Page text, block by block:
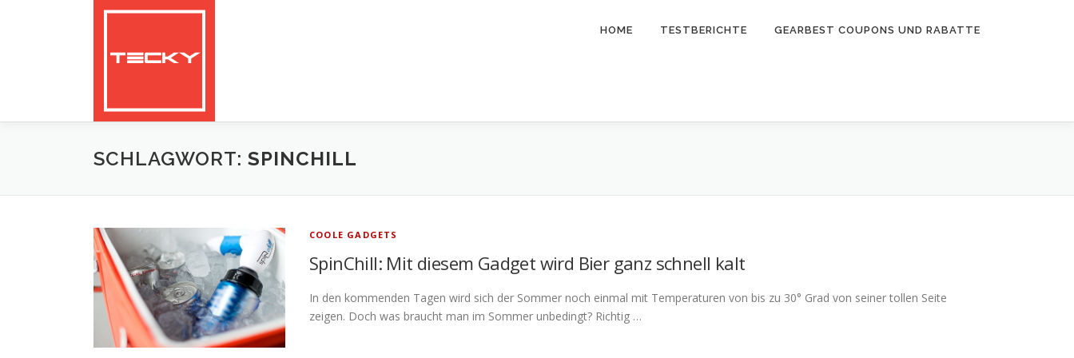
HOME TESTBERICHTE GEARBEST COUPONS UND RABATTE
SCHLAGWORT: SPINCHILL
COOLE GADGETS
SpinChill: Mit diesem Gadget wird Bier ganz schnell kalt
In den kommenden Tagen wird sich der Sommer noch einmal mit Temperaturen von bis zu 30° Grad von seiner tollen Seite
zeigen. Doch was braucht man im Sommer unbedingt? Richtig …